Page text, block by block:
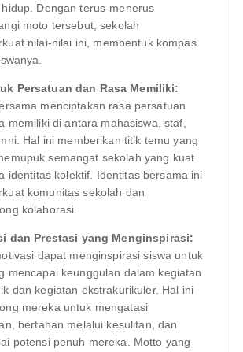
Dengan terus-menerus
moto tersebut, sekolah
nilai-nilai ini, membentuk kompas
Persatuan dan Rasa Memiliki:
menciptakan rasa persatuan
memiliki di antara mahasiswa, staf,
Hal ini memberikan titik temu yang
semangat sekolah yang kuat
identitas kolektif. Identitas bersama ini
komunitas sekolah dan
kolaborasi.
dan Prestasi yang Menginspirasi:
dapat menginspirasi siswa untuk
mencapai keunggulan dalam kegiatan
dan kegiatan ekstrakurikuler. Hal ini
mereka untuk mengatasi
bertahan melalui kesulitan, dan
potensi penuh mereka. Motto yang